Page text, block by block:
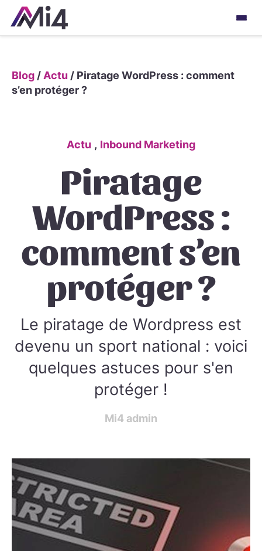
Blog / Actu / Piratage WordPress : comment
s’en protéger ?
Actu , Inbound Marketing
Piratage
WordPress :
comment s’en
protéger ?
Le piratage de Wordpress est
devenu un sport national : voici
quelques astuces pour s'en
protéger !
Mi4 admin